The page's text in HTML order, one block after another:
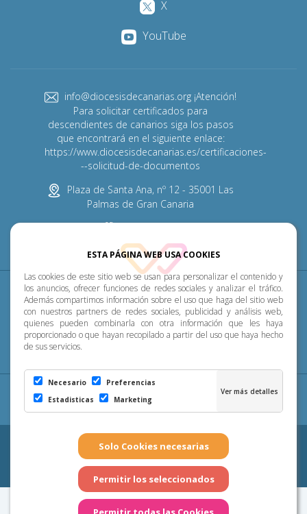
ESTA PÁGINA WEB USA COOKIES
Las cookies de este sitio web se usan para personalizar el contenido y
los anuncios, ofrecer funciones de redes sociales y analizar el tráfico.
Además compartimos información sobre el uso que haga del sitio web
con nuestros partners de redes sociales, publicidad y análisis web,
quienes pueden combinarla con otra información que les haya
proporcionado o que hayan recopilado a partir del uso que haya hecho
de sus servicios.
Necesario
Preferencias
Estadisticas
Marketing
X
YouTube
info@diocesisdecanarias.org ¡Atención!
Para solicitar certificados para
descendientes de canarios siga los pasos
que encontrará en el siguiente enlace:
https://www.diocesisdecanarias.es/certificaciones-
--solicitud-de-documentos
Plaza de Santa Ana, nº 12 - 35001 Las
Palmas de Gran Canaria
Diócesis Pastoral P. Menor Cumplimiento
Transparencia Horarios de misa Noticias
Aviso Legal Política de Privacidad
Configuración
de Cookies
Copyright 2026 - Diócesis de Canarias. Todos los derechos